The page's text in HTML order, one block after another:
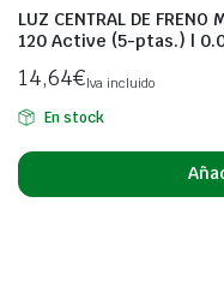
LUZ CENTRAL DE FRENO
120 Active (5-ptas.) |
14,64€Iva incluido
En stock